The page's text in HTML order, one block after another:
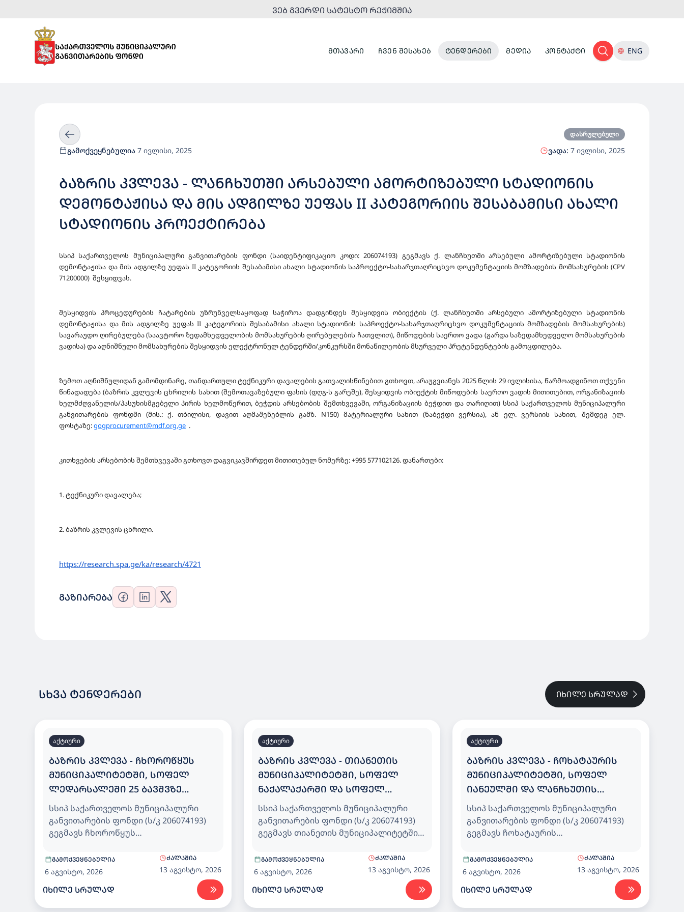
ᲕᲔᲑ ᲒᲕᲔᲠᲓᲘ ᲡᲐᲢᲔᲡᲢᲝ ᲠᲔᲟᲘᲛᲨᲘᲐ
ᲛᲗᲐᲕᲐᲠᲘ ᲩᲕᲔᲜ ᲨᲔᲡᲐᲮᲔᲑ ᲢᲔᲜᲓᲔᲠᲔᲑᲘ ᲛᲔᲓᲘᲐ ᲙᲝᲜᲢᲐᲥᲢᲘ ENG
დასრულებული
გამოქვეყნებულია 7 ივლისი, 2025 ვადა: 7 ივლისი, 2025
ᲑᲐᲖᲠᲘᲡ ᲙᲕᲚᲔᲕᲐ - ᲚᲐᲜᲩᲮᲣᲗᲨᲘ ᲐᲠᲡᲔᲑᲣᲚᲘ ᲐᲛᲝᲠᲢᲘᲖᲔᲑᲣᲚᲘ ᲡᲢᲐᲓᲘᲝᲜᲘᲡ
ᲓᲔᲛᲝᲜᲢᲐᲟᲘᲡᲐ ᲓᲐ ᲛᲘᲡ ᲐᲓᲒᲘᲚᲖᲔ ᲣᲔᲤᲐᲡ II ᲙᲐᲢᲔᲒᲝᲠᲘᲘᲡ ᲨᲔᲡᲐᲑᲐᲛᲘᲡᲘ ᲐᲮᲐᲚᲘ
ᲡᲢᲐᲓᲘᲝᲜᲘᲡ ᲞᲠᲝᲔᲥᲢᲘᲠᲔᲑᲐ
სსიპ საქართველოს მუნიციპალური განვითარების ფონდი (საიდენტიფიკაციო კოდი: 206074193) გეგმავს ქ. ლანჩხუთში არსებული ამორტიზებული სტადიონის
დემონტაჟისა და მის ადგილზე უეფას II კატეგორიის შესაბამისი ახალი სტადიონის საპროექტო-სახარჯთაღრიცხვო დოკუმენტაციის მომზადების მომსახურების (CPV
71200000) შესყიდვას.
შესყიდვის პროცედურების ჩატარების უზრუნველსაყოფად საჭიროა დადგინდეს შესყიდვის ობიექტის (ქ. ლანჩხუთში არსებული ამორტიზებული სტადიონის
დემონტაჟისა და მის ადგილზე უეფას II კატეგორიის შესაბამისი ახალი სტადიონის საპროექტო-სახარჯთაღრიცხვო დოკუმენტაციის მომზადების მომსახურების)
სავარაუდო ღირებულება (საავტორო ზედამხედველობის მომსახურების ღირებულების ჩათვლით), მიწოდების საერთო ვადა (გარდა საზედამხედველო მომსახურების
ვადისა) და აღნიშნული მომსახურების შესყიდვის ელექტრონულ ტენდერში/კონკურსში მონაწილეობის მსურველი პრეტენდენტების გამოცდილება.
ზემოთ აღნიშნულიდან გამომდინარე, თანდართული ტექნიკური დავალების გათვალისწინებით გთხოვთ, არაუგვიანეს 2025 წლის 29 ივლისისა, წარმოადგინოთ თქვენი
წინადადება (ბაზრის კვლევის ცხრილის სახით (შემოთავაზებული ფასის (დღგ-ს გარეშე), შესყიდვის ობიექტის მიწოდების საერთო ვადის მითითებით, ორგანიზაციის
ხელმძღვანელის/პასუხისმგებელი პირის ხელმოწერით, ბეჭდის არსებობის შემთხვევაში, ორგანიზაციის ბეჭდით და თარიღით) სსიპ საქართველოს მუნიციპალური
განვითარების ფონდში (მის.: ქ. თბილისი, დავით აღმაშენებლის გამზ. N150) მატერიალური სახით (ნაბეჭდი ვერსია), ან ელ. ვერსიის სახით, შემდეგ ელ.
ფოსტაზე:gogprocurement@mdf.org.ge .
კითხვების არსებობის შემთხვევაში გთხოვთ დაგვიკავშირდეთ მითითებულ ნომერზე: +995 577102126. დანართები:
1. ტექნიკური დავალება;
2. ბაზრის კვლევის ცხრილი.
https://research.spa.ge/ka/research/4721
ᲒᲐᲖᲘᲐᲠᲔᲑᲐ
ᲡᲮᲕᲐ ᲢᲔᲜᲓᲔᲠᲔᲑᲘ ᲘᲮᲘᲚᲔ ᲡᲠᲣᲚᲐᲓ
აქტიური
ᲑᲐᲖᲠᲘᲡ ᲙᲕᲚᲔᲕᲐ - ᲩᲮᲝᲠᲝᲬᲧᲣᲡ
ᲛᲣᲜᲘᲪᲘᲞᲐᲚᲘᲢᲔᲢᲨᲘ, ᲡᲝᲤᲔᲚ
ᲚᲔᲓᲐᲠᲡᲐᲚᲔᲨᲘ 25 ᲑᲐᲕᲨᲕᲖᲔ
ᲒᲐᲗᲕᲚᲘᲚᲘ ᲡᲐᲑᲐᲕᲨᲕᲝ ᲑᲐᲦᲘ
სსიპ საქართველოს მუნიციპალური
განვითარების ფონდი (ს/კ 206074193)
გეგმავს ჩხოროწყუს
ლედარსალეში 25 ბავშვზე გათვლილი
საბავშვო ბაღისთვის, დეტალური
კორექტირება და სამშენებლო
სამუშაოების განხორციელების
ᲒᲐᲛᲝᲥᲕᲔᲧᲜᲔᲑᲣᲚᲘᲐ
6 აგვისტო, 2026
ᲫᲐᲚᲐᲨᲘᲐ
13 აგვისტო, 2026
ᲘᲮᲘᲚᲔ ᲡᲠᲣᲚᲐᲓ
აქტიური
ᲑᲐᲖᲠᲘᲡ ᲙᲕᲚᲔᲕᲐ - ᲗᲘᲐᲜᲔᲗᲘᲡ
ᲛᲣᲜᲘᲪᲘᲞᲐᲚᲘᲢᲔᲢᲨᲘ, ᲡᲝᲤᲔᲚ
ᲜᲐᲥᲐᲚᲐᲥᲐᲠᲨᲘ ᲓᲐ ᲡᲝᲤᲔᲚ
ᲮᲔᲕᲡᲣᲠᲗᲡᲝᲤᲔᲚᲨᲘ 25 ᲑᲐᲕᲨᲕᲖᲔ
ᲒᲐᲗᲕᲚᲘᲚᲘ ᲡᲐᲑᲐᲕᲨᲕᲝ ᲑᲐᲦᲘ
სსიპ საქართველოს მუნიციპალური
განვითარების ფონდი (ს/კ 206074193)
გეგმავს თიანეთის მუნიციპალიტეტში,
ხევსურთსოფელში 25 ბავშვზე
გათვლილი საბავშვო ბაღისთვის,
დოკუმენტაციის კორექტირებისა და
სამშენებლო სამუშაოების
ᲒᲐᲛᲝᲥᲕᲔᲧᲜᲔᲑᲣᲚᲘᲐ
6 აგვისტო, 2026
ᲫᲐᲚᲐᲨᲘᲐ
13 აგვისტო, 2026
ᲘᲮᲘᲚᲔ ᲡᲠᲣᲚᲐᲓ
აქტიური
ᲑᲐᲖᲠᲘᲡ ᲙᲕᲚᲔᲕᲐ - ᲩᲝᲮᲐᲢᲐᲣᲠᲘᲡ
ᲛᲣᲜᲘᲪᲘᲞᲐᲚᲘᲢᲔᲢᲨᲘ, ᲡᲝᲤᲔᲚ
ᲘᲐᲜᲔᲣᲚᲨᲘ ᲓᲐ ᲚᲐᲜᲩᲮᲣᲗᲘᲡ
ᲛᲣᲜᲘᲪᲘᲞᲐᲚᲘᲢᲔᲢᲨᲘ, ᲡᲝᲤᲔᲚ
ᲛᲐᲛᲐᲗᲨᲘ 25 ᲑᲐᲕᲨᲕᲖᲔ ᲒᲐᲗᲕᲚᲘᲚᲘ
ᲡᲐᲑᲐᲕᲨᲕᲝ ᲑᲐᲦᲘ
სსიპ საქართველოს მუნიციპალური
განვითარების ფონდი (ს/კ 206074193)
გეგმავს ჩოხატაურის
და ლანჩხუთის მუნიციპალიტეტში,
სოფელ მამათში 25 ბავშვზე გათვლილი
საპროექტო დოკუმენტაციის
კორექტირების და სამშენებლო
ᲒᲐᲛᲝᲥᲕᲔᲧᲜᲔᲑᲣᲚᲘᲐ
6 აგვისტო, 2026
ᲫᲐᲚᲐᲨᲘᲐ
13 აგვისტო, 2026
ᲘᲮᲘᲚᲔ ᲡᲠᲣᲚᲐᲓ